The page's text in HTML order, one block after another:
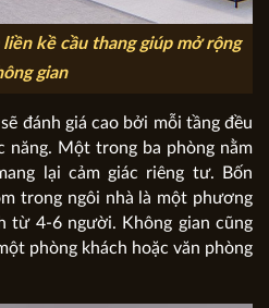
kề cầu thang giúp mở rộng
gian
đánh giá cao bởi mỗi tầng đều
năng. Một trong ba phòng nằm
lại cảm giác riêng tư. Bốn
trong ngôi nhà là một phương
từ 4-6 người. Không gian cũng
phòng khách hoặc văn phòng